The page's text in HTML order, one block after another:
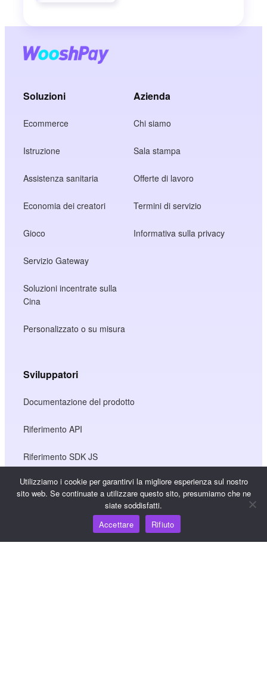
Soluzioni
Ecommerce
Istruzione
Assistenza sanitaria
Economia dei creatori
Gioco
Servizio Gateway
Soluzioni incentrate sulla
Cina
Personalizzato o su misura
Azienda
Chi siamo
Sala stampa
Offerte di lavoro
Termini di servizio
Informativa sulla privacy
Sviluppatori
Documentazione del prodotto
Riferimento API
Riferimento SDK JS
Hub della conoscenza
Utilizziamo i cookie per garantirvi la migliore esperienza sul nostro
sito web. Se continuate a utilizzare questo sito, presumiamo che ne
siate soddisfatti.
Accettare
Rifiuto